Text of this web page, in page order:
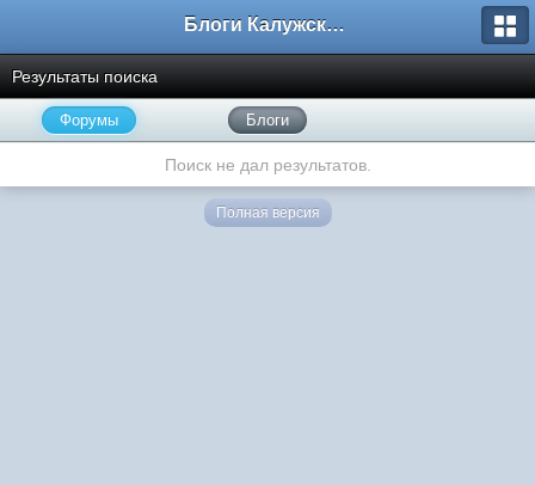
Блоги Калужского перекрестка
Результаты поиска
Форумы Блоги
Поиск не дал результатов.
Полная версия